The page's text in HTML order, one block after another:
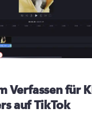
Verfassen für
auf TikTok